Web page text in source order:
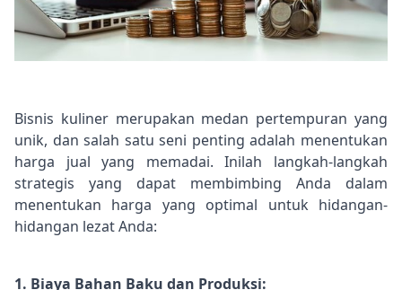
Bisnis kuliner merupakan medan pertempuran yang
unik, dan salah satu seni penting adalah menentukan
harga jual yang memadai. Inilah langkah-langkah
strategis yang dapat membimbing Anda dalam
menentukan harga yang optimal untuk hidangan-
hidangan lezat Anda:
1. Biaya Bahan Baku dan Produksi: